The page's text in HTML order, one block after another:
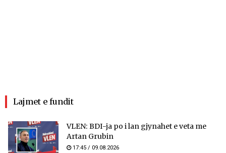
Lajmet e fundit
VLEN: BDI-ja po i lan gjynahet e veta me
Artan Grubin
17:45 / 09.08.2026